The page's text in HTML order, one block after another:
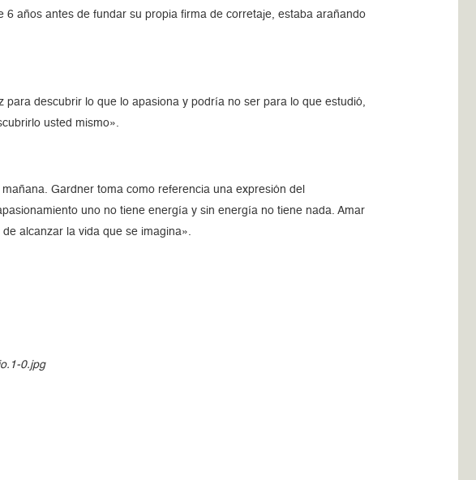
años antes de fundar su propia firma de corretaje, estaba arañando
descubrir lo que lo apasiona y podría no ser para lo que estudió,
usted mismo».
Gardner toma como referencia una expresión del
uno no tiene energía y sin energía no tiene nada. Amar
alcanzar la vida que se imagina».
0.jpg